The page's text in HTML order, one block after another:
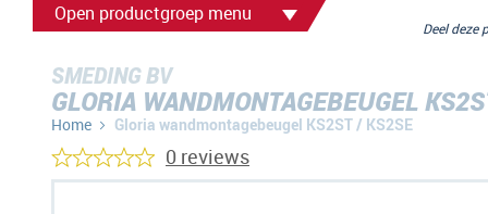
Open productgroep menu
SMEDING BV
GLORIA WANDMONTAGEBEUGEL
Home Gloria wandmontagebeugel KS2ST / KS2SE
Deel
0 reviews
Ga